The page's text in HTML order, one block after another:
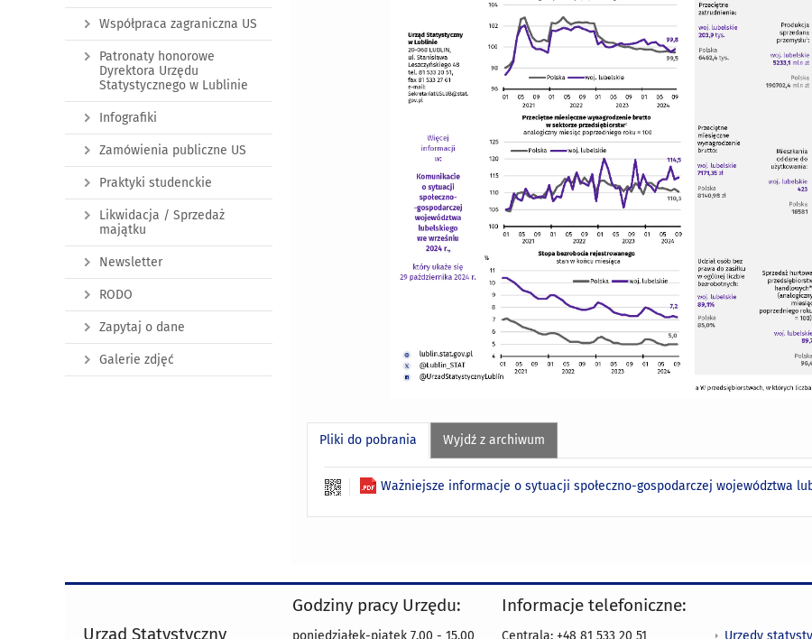
Pliki do pobrania Wyjdź z archiwum
Ważniejsze informacje o sytuacji społeczno-gospodarczej województwa
Współpraca zagraniczna US
Patronaty honorowe
Dyrektora Urzędu
Statystycznego w Lublinie
Infografiki
Zamówienia publiczne US
Praktyki studenckie
Likwidacja / Sprzedaż
majątku
Newsletter
RODO
Zapytaj o dane
Galerie zdjęć
Urząd Statystyczny
Godziny pracy Urzędu: Informacje telefoniczne:
Urzędy